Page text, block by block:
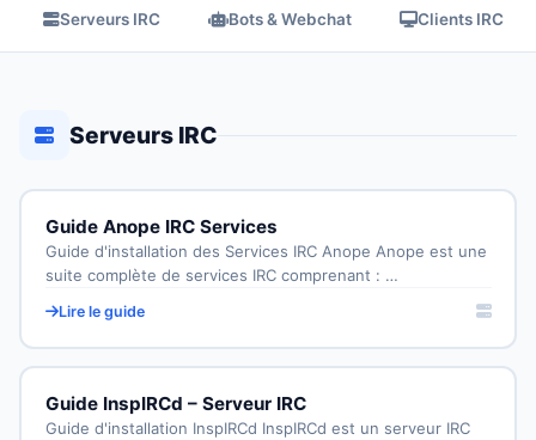
Serveurs IRC Bots & Webchat Clients IRC
Serveurs IRC
Guide Anope IRC Services
Guide d'installation des Services IRC Anope Anope est une
suite complète de services IRC comprenant : …
Lire le guide
Guide InspIRCd – Serveur IRC
Guide d'installation InspIRCd InspIRCd est un serveur IRC